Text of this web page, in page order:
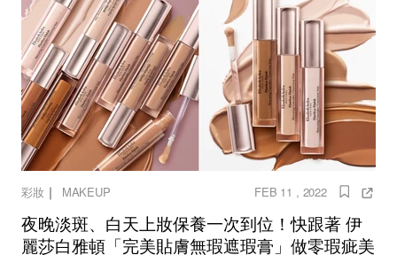
彩妝｜ MAKEUP FEB 11 , 2022
夜晚淡斑、白天上妝保養一次到位！快跟著 伊
麗莎白雅頓「完美貼膚無瑕遮瑕膏」做零瑕疵美